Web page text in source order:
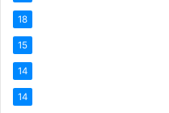
18
15
14
14